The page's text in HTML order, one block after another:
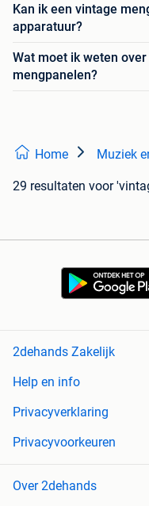
Kan ik een vintage
apparatuur?
Wat moet ik weten
mengpanelen?
Home Muziek
29 resultaten voor
2dehands Zakelijk
Help en info
Privacyverklaring
Privacyvoorkeuren
Over 2dehands